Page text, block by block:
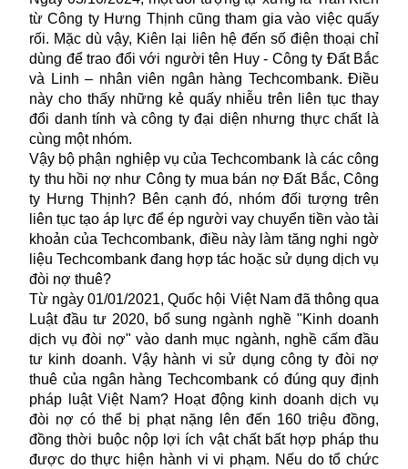
từ Công ty Hưng Thịnh cũng tham gia vào việc quấy
rối. Mặc dù vậy, Kiên lại liên hệ đến số điện thoại chỉ
dùng để trao đổi với người tên Huy - Công ty Đất Bắc
và Linh – nhân viên ngân hàng Techcombank. Điều
này cho thấy những kẻ quấy nhiễu trên liên tục thay
đổi danh tính và công ty đại diện nhưng thực chất là
cùng một nhóm.
Vậy bộ phận nghiệp vụ của Techcombank là các công
ty thu hồi nợ như Công ty mua bán nợ Đất Bắc, Công
ty Hưng Thịnh? Bên cạnh đó, nhóm đối tượng trên
liên tục tạo áp lực để ép người vay chuyển tiền vào tài
khoản của Techcombank, điều này làm tăng nghi ngờ
liệu Techcombank đang hợp tác hoặc sử dụng dịch vụ
đòi nợ thuê?
Từ ngày 01/01/2021, Quốc hội Việt Nam đã thông qua
Luật đầu tư 2020, bổ sung ngành nghề "Kinh doanh
dịch vụ đòi nợ" vào danh mục ngành, nghề cấm đầu
tư kinh doanh. Vậy hành vi sử dụng công ty đòi nợ
thuê của ngân hàng Techcombank có đúng quy định
pháp luật Việt Nam? Hoạt động kinh doanh dịch vụ
đòi nợ có thể bị phạt nặng lên đến 160 triệu đồng,
đồng thời buộc nộp lợi ích vật chất bất hợp pháp thu
được do thực hiện hành vi vi phạm. Nếu do tổ chức